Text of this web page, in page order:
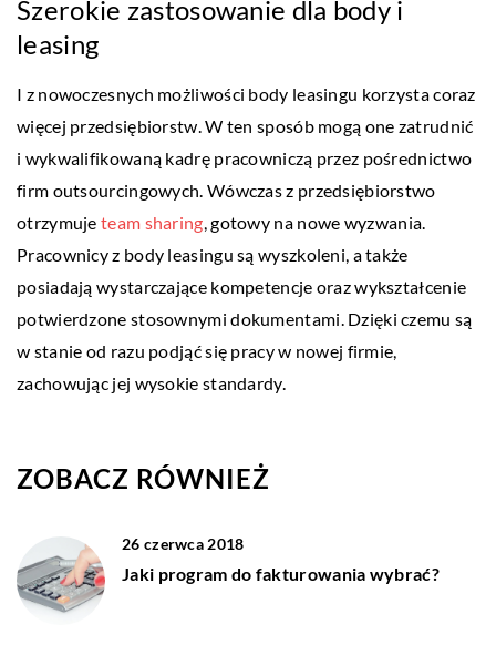
Szerokie zastosowanie dla body i
leasing
I z nowoczesnych możliwości body leasingu korzysta coraz
więcej przedsiębiorstw. W ten sposób mogą one zatrudnić
i wykwalifikowaną kadrę pracowniczą przez pośrednictwo
firm outsourcingowych. Wówczas z przedsiębiorstwo
otrzymujeteam sharing , gotowy na nowe wyzwania.
Pracownicy z body leasingu są wyszkoleni, a także
posiadają wystarczające kompetencje oraz wykształcenie
potwierdzone stosownymi dokumentami. Dzięki czemu są
w stanie od razu podjąć się pracy w nowej firmie,
zachowując jej wysokie standardy.
ZOBACZ RÓWNIEŻ
26 czerwca 2018
Jaki program do fakturowania wybrać?